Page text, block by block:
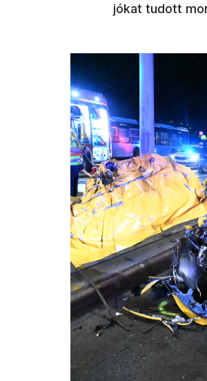
jókat tudott